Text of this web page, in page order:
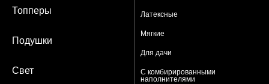
Латексные
Мягкие
Для дачи
С комбирированными
наполнителями
Топперы
Подушки
Свет